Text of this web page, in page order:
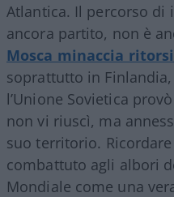
Atlantica. Il percorso di
ancora partito, non è
Mosca minaccia
soprattutto in
l’Unione Sovietica
non vi riuscì, ma
suo territorio.
combattuto agli albori
Mondiale come una